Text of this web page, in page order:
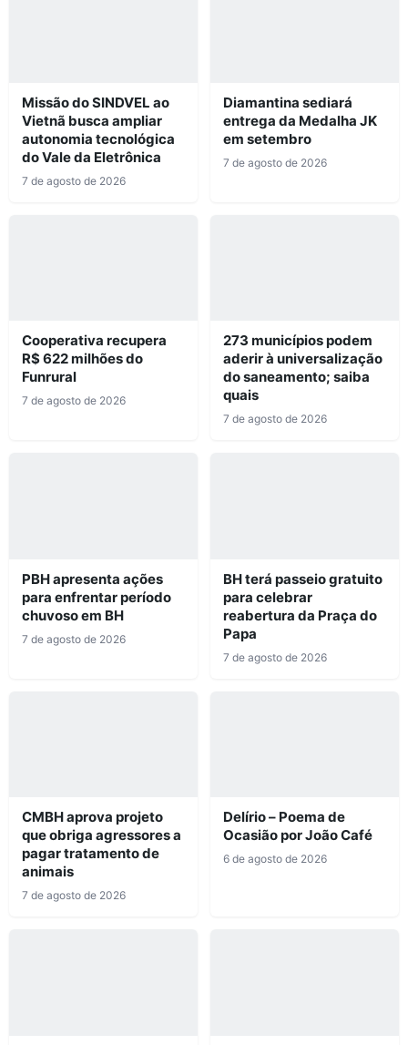
Missão do SINDVEL ao
Vietnã busca ampliar
autonomia tecnológica
do Vale da Eletrônica
7 de agosto de 2026
Diamantina sediará
entrega da Medalha JK
em setembro
7 de agosto de 2026
Cooperativa recupera
R$ 622 milhões do
Funrural
7 de agosto de 2026
273 municípios podem
aderir à universalização
do saneamento; saiba
quais
7 de agosto de 2026
PBH apresenta ações
para enfrentar período
chuvoso em BH
7 de agosto de 2026
BH terá passeio gratuito
para celebrar
reabertura da Praça do
Papa
7 de agosto de 2026
CMBH aprova projeto
que obriga agressores a
pagar tratamento de
animais
7 de agosto de 2026
Delírio – Poema de
Ocasião por João Café
6 de agosto de 2026